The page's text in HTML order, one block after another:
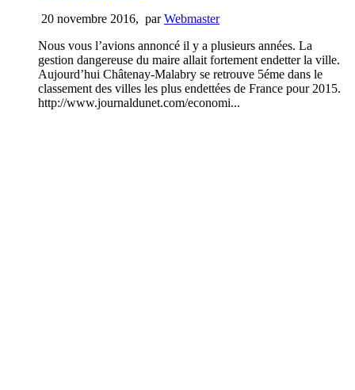
20 novembre 2016, parWebmaster
Nous vous l’avions annoncé il y a plusieurs années. La
gestion dangereuse du maire allait fortement endetter la ville.
Aujourd’hui Châtenay-Malabry se retrouve 5éme dans le
classement des villes les plus endettées de France pour 2015.
http://www.journaldunet.com/economi...